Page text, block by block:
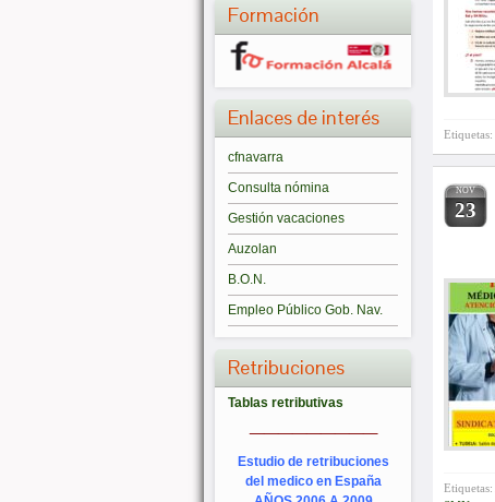
Formación
Enlaces de interés
cfnavarra
Consulta nómina
Gestión vacaciones
Auzolan
B.O.N.
Empleo Público Gob. Nav.
Retribuciones
Tablas retributivas
Estudio de retribuciones
del medico en España
Etiquetas:
NOV
23
Etiquetas: